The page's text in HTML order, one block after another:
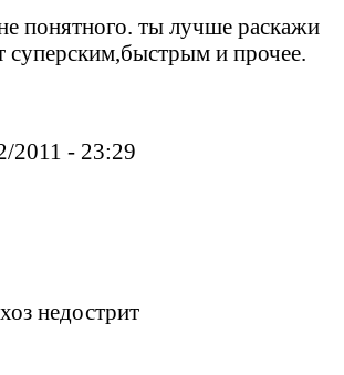
понятного. ты лучше раскажи
суперским,быстрым и прочее.
2011 - 23:29
недострит